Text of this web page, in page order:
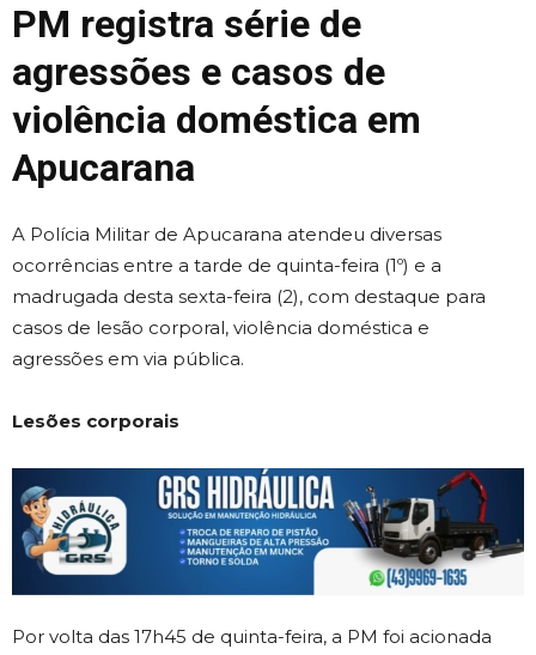
PM registra série de
agressões e casos de
violência doméstica em
Apucarana
A Polícia Militar de Apucarana atendeu diversas
ocorrências entre a tarde de quinta-feira (1º) e a
madrugada desta sexta-feira (2), com destaque para
casos de lesão corporal, violência doméstica e
agressões em via pública.
Lesões corporais
Por volta das 17h45 de quinta-feira, a PM foi acionada